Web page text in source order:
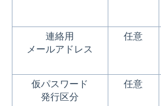
連絡用
メールアドレス
任意
仮パスワード
発行区分
任意